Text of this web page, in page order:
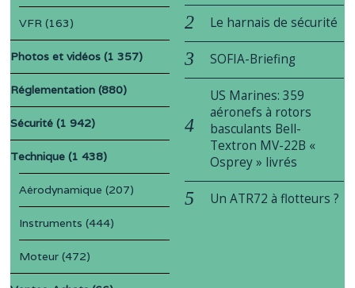
VFR (163)
Photos et vidéos (1 357)
Réglementation (880)
Sécurité (1 942)
Technique (1 438)
Aérodynamique (207)
Instruments (444)
Moteur (472)
Le harnais de sécurité
SOFIA-Briefing
US Marines: 359
aéronefs à rotors
basculants Bell-
Textron MV-22B «
Osprey » livrés
Un ATR72 à flotteurs ?